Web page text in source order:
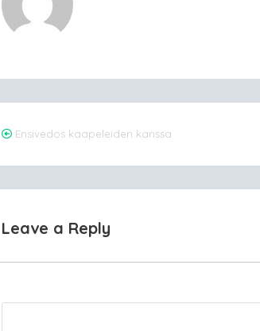
Post
navigation
Ensivedos kaapeleiden kanssa
Leave a Reply